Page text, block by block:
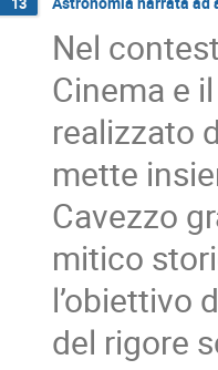
Nel
Cinema e
realizzato
mette
Cavezzo
mitico
l’obiettivo
del rigore